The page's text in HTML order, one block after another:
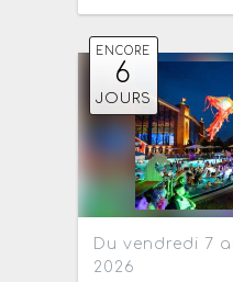
ENCORE
6
JOURS
Du vendredi 7
2026